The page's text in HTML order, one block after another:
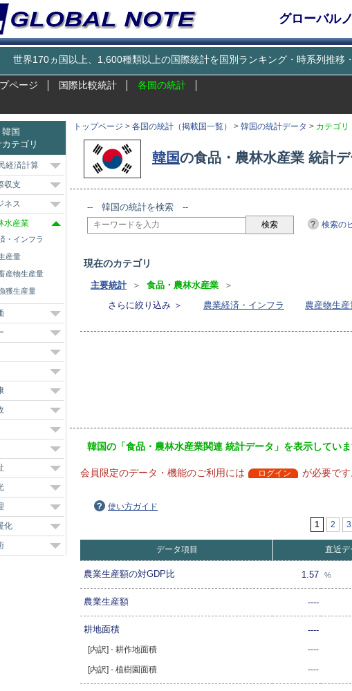
グローバル
世界170ヵ国以上、1,600種類以上の国際統計を国別ランキング・時系列推
ページ 国際比較統計 各国の統計
トップページ > 各国の統計（掲載国一覧） > 韓国の統計データ > カテゴリ
韓国の食品・農林水産業 統計デ
-- 韓国の統計を検索 --
検索の
現在のカテゴリ
主要統計＞ 食品・農林水産業 ＞
さらに絞り込み ＞
農業経済・インフラ 農産物生産
韓国の「食品・農林水産業関連 統計データ」を表示していま
会員限定のデータ・機能のご利用には ログイン が必要です
使い方ガイド
1
2 3
データ項目 直近デ
農業生産額の対GDP比 1.57 %
農業生産額 ----
耕地面積 ----
[内訳] - 耕作地面積 ----
[内訳] - 植樹園面積 ----
韓国
テゴリ
経済計算
収支
ネス
水産業
・インフラ
産量
産物生産量
獲生産量
化